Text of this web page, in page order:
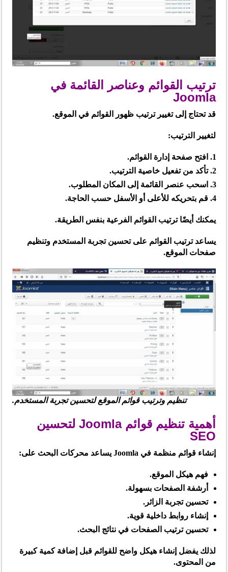
ترتيب القوائم وعناصر القائمة في
Joomla
قد تحتاج إلى تغيير ترتيب ظهور القوائم في الموقع.
لتغيير الترتيب:
افتح صفحة إدارة القوائم.
تأكد من تفعيل خاصية الترتيب.
اسحب عنصر القائمة إلى المكان المطلوب.
قم بتحريكه للأعلى أو الأسفل حسب الحاجة.
يمكنك أيضًا ترتيب القوائم الفرعية بنفس الطريقة.
يساعد ترتيب القوائم على تحسين تجربة المستخدم وتنظيم
صفحات الموقع.
تنظيم وترتيب قوائم الموقع لتحسين تجربة المستخدم.
أهمية تنظيم قوائم Joomla لتحسين
SEO
إنشاء قوائم منظمة في Joomla يساعد محركات البحث على:
فهم هيكل الموقع.
أرشفة الصفحات بسهولة.
تحسين تجربة الزائر.
إنشاء روابط داخلية قوية.
تحسين ترتيب الصفحات في نتائج البحث.
لذلك يفضل إنشاء هيكل واضح للقوائم قبل إضافة كمية كبيرة
من المحتوى.